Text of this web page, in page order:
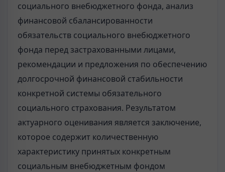
социального внебюджетного фонда, анализ
финансовой сбалансированности
обязательств социального внебюджетного
фонда перед застрахованными лицами,
рекомендации и предложения по обеспечению
долгосрочной финансовой стабильности
конкретной системы обязательного
социального страхования. Результатом
актуарного оценивания является заключение,
которое содержит количественную
характеристику принятых конкретным
социальным внебюджетным фондом